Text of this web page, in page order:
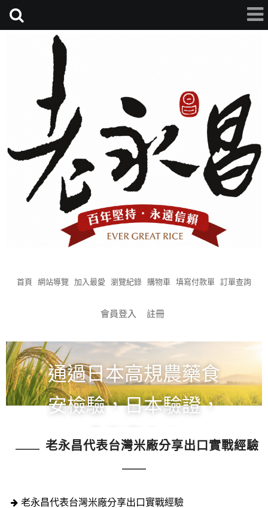
首頁 網站導覽 加入最愛 瀏覽紀錄 購物車 填寫付款單 訂單查詢
會員登入 註冊
通過日本高規農藥食
安檢驗，日本驗證，
食在安心！
全館滿1200免運!!!
老永昌代表台灣米廠分享出口實戰經驗
老永昌代表台灣米廠分享出口實戰經驗